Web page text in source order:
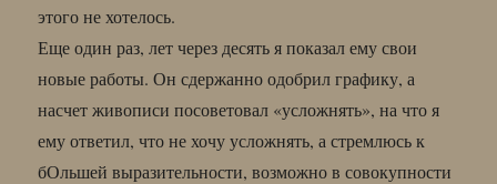
этого не хотелось.
Еще один раз, лет через десять я показал ему свои
новые работы. Он сдержанно одобрил графику, а
насчет живописи посоветовал «усложнять», на что я
ему ответил, что не хочу усложнять, а стремлюсь к
бОльшей выразительности, возможно в совокупности